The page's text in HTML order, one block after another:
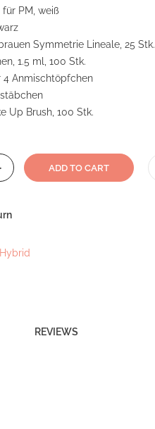
PM, weiß
Symmetrie Lineale, 25 Stk.
1.5 ml, 100 Stk.
Anmischtöpfchen
Up Brush, 100 Stk.
ADD TO CART
REVIEWS